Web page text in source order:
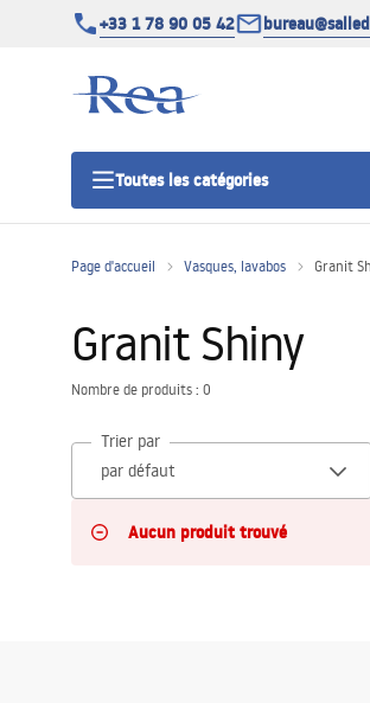
+33 1 78 90 05 42
Toutes les catégories
Portes de douche
Page d'accueil Vasques, lavabos Granit
Granit Shiny
Nombre de produits : 0
Trier par
Aucun produit trouvé